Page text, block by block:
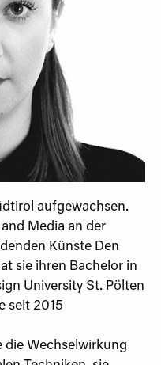
aufgewachsen.
Media an der
Künste Den
sie ihren Bachelor in
University St. Pölten
seit 2015
die Wechselwirkung